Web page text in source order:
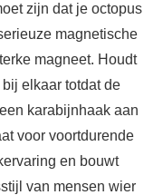
zijn dat je octopus
magnetische
magneet. Houdt
elkaar totdat de
karabijnhaak aan
voor voortdurende
en bouwt
van mensen wier